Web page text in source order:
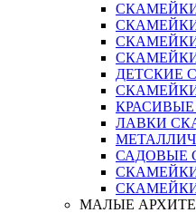
ДЕТСКИЕ
ЛАВКИ
САДОВЫЕ
МАЛЫЕ